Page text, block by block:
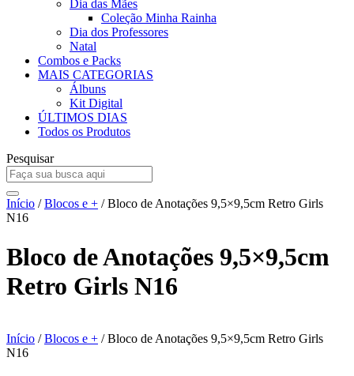
Dia das Mães
Coleção Minha Rainha
Dia dos Professores
Natal
Combos e Packs
MAIS CATEGORIAS
Álbuns
Kit Digital
ÚLTIMOS DIAS
Todos os Produtos
Pesquisar
Início /Blocos e + / Bloco de Anotações 9,5×9,5cm Retro Girls
N16
Bloco de Anotações 9,5×9,5cm
Retro Girls N16
Início /Blocos e + / Bloco de Anotações 9,5×9,5cm Retro Girls
N16